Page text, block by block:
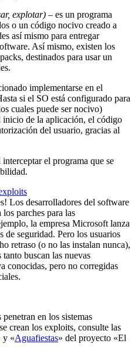
explotar) – es un programa
o un código nocivo creado a
así mismo para entregar
Así mismo, existen los
destinados para usar un
implementarse en el
si el SO está configurado para
cuales puede ser nocivo)
inicio de la aplicación, el código
del usuario, gracias al
el programa que se
Los desarrolladores del software
parches para las
la empresa Microsoft lanza
de seguridad. Pero los usuarios
retraso (o no las instalan nunca),
buscan las nuevas
conocidas, pero no corregidas
en los sistemas
crean los exploits, consulte las
y «Aguafiestas» del proyecto «El